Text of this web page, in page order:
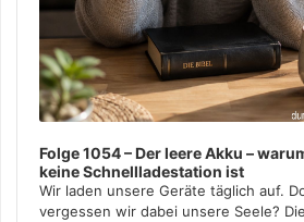
Folge 1054 – Der leere Akku –
keine Schnellladestation ist
Wir laden unsere Geräte täglich auf.
vergessen wir dabei unsere Seele?